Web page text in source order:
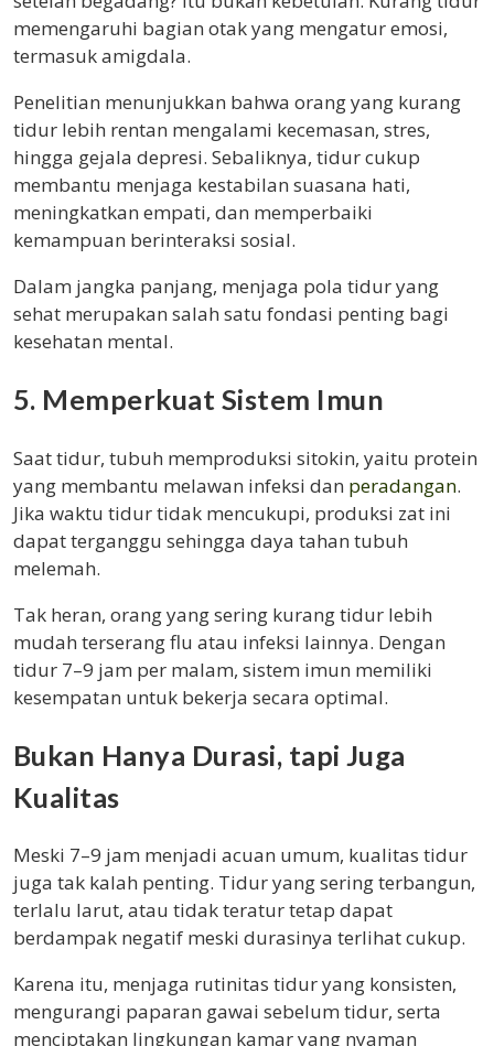
memengaruhi bagian otak yang mengatur emosi,
termasuk amigdala.
Penelitian menunjukkan bahwa orang yang kurang
tidur lebih rentan mengalami kecemasan, stres,
hingga gejala depresi. Sebaliknya, tidur cukup
membantu menjaga kestabilan suasana hati,
meningkatkan empati, dan memperbaiki
kemampuan berinteraksi sosial.
Dalam jangka panjang, menjaga pola tidur yang
sehat merupakan salah satu fondasi penting bagi
kesehatan mental.
5. Memperkuat Sistem Imun
Saat tidur, tubuh memproduksi sitokin, yaitu protein
yang membantu melawan infeksi dan peradangan.
Jika waktu tidur tidak mencukupi, produksi zat ini
dapat terganggu sehingga daya tahan tubuh
melemah.
Tak heran, orang yang sering kurang tidur lebih
mudah terserang flu atau infeksi lainnya. Dengan
tidur 7–9 jam per malam, sistem imun memiliki
kesempatan untuk bekerja secara optimal.
Bukan Hanya Durasi, tapi Juga
Kualitas
Meski 7–9 jam menjadi acuan umum, kualitas tidur
juga tak kalah penting. Tidur yang sering terbangun,
terlalu larut, atau tidak teratur tetap dapat
berdampak negatif meski durasinya terlihat cukup.
Karena itu, menjaga rutinitas tidur yang konsisten,
mengurangi paparan gawai sebelum tidur, serta
menciptakan lingkungan kamar yang nyaman